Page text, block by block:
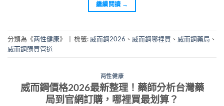
繼續閱讀 →
分類為《两性健康》 | 標籤: 威而鋼2026 、 威而鋼哪裡買 、 威而鋼藥局 、
威而鋼購買管道
两性健康
威而鋼價格2026最新整理！藥師分析台灣藥
局到官網訂購，哪裡買最划算？